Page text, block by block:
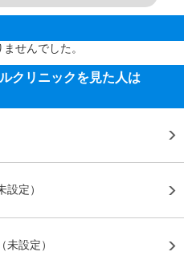
せんでした。
クリニックを見た人は
設定）
（未設定）